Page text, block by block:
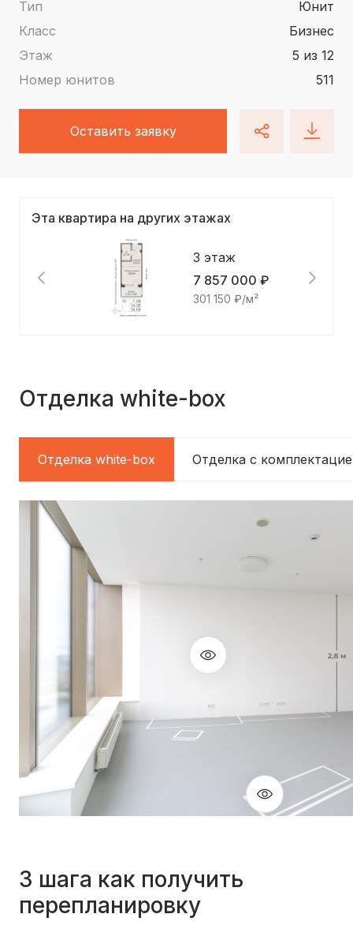
Тип
юнит
Класс
Бизнес
Этаж
5 из 12
Номер юнитов
511
Оставить заявку
Эта квартира на других этажах
3 этаж
7 857 000 ₽
301 150 ₽/м²
Отделка white-box
Отделка white-box Отделка c
3 шага как получить
перепланировку